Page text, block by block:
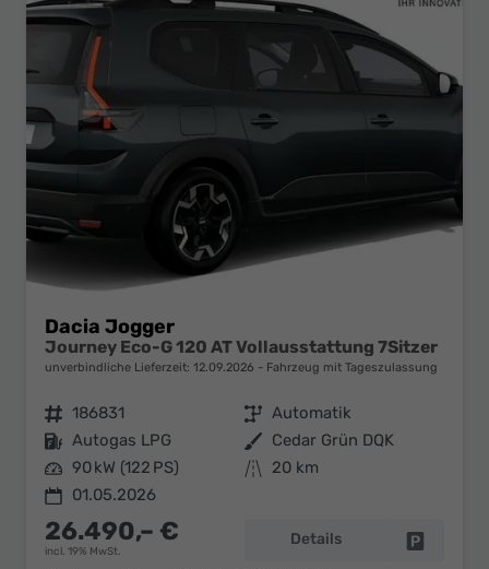
Dacia Jogger
Journey Eco-G 120 AT Vollausstattung 7Sitzer
unverbindliche Lieferzeit: 12.09.2026 Fahrzeug mit Tageszulassung
Fahrzeugnr. 186831 Getriebe Automatik
Kraftstoff Autogas LPG Außenfarbe Cedar Grün DQK
Leistung 90 kW (122 PS) Kilometerstand
20 km
01.05.2026
26.490,– €
incl. 19% MwSt.
Details